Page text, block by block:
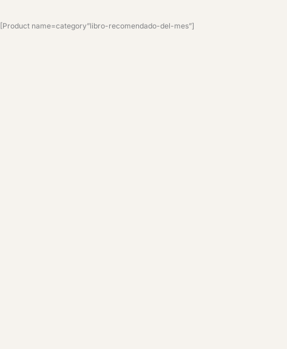
[Product name=category”libro-recomendado-del-mes”]